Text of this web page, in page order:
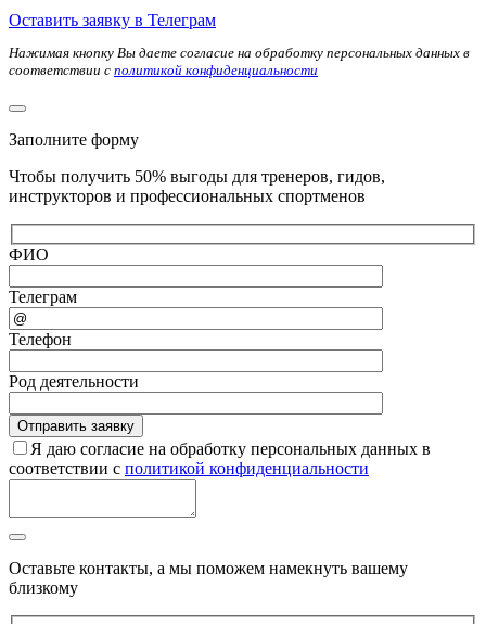
Оставить заявку в Телеграм
Нажимая кнопку Вы даете согласие на обработку персональных данных в
соответствии с политикой конфиденциальности
Заполните форму
Чтобы получить 50% выгоды для тренеров, гидов,
инструкторов и профессиональных спортменов
ФИО
Телеграм
Телефон
Род деятельности
Я даю согласие на обработку персональных данных в
соответствии с политикой конфиденциальности
Оставьте контакты, а мы поможем намекнуть вашему
близкому